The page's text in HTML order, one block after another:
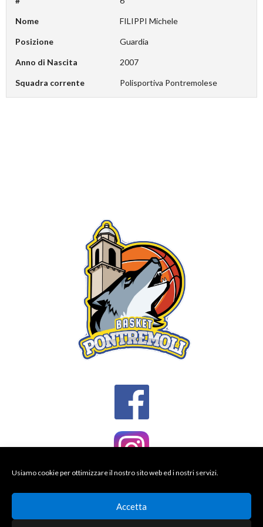
Usiamo cookie per ottimizzare il nostro sito web ed i nostri servizi.
Accetta
Nome FILIPPI Michele
Posizione Guardia
Anno di Nascita 2007
Squadra corrente Polisportiva Pontremolese